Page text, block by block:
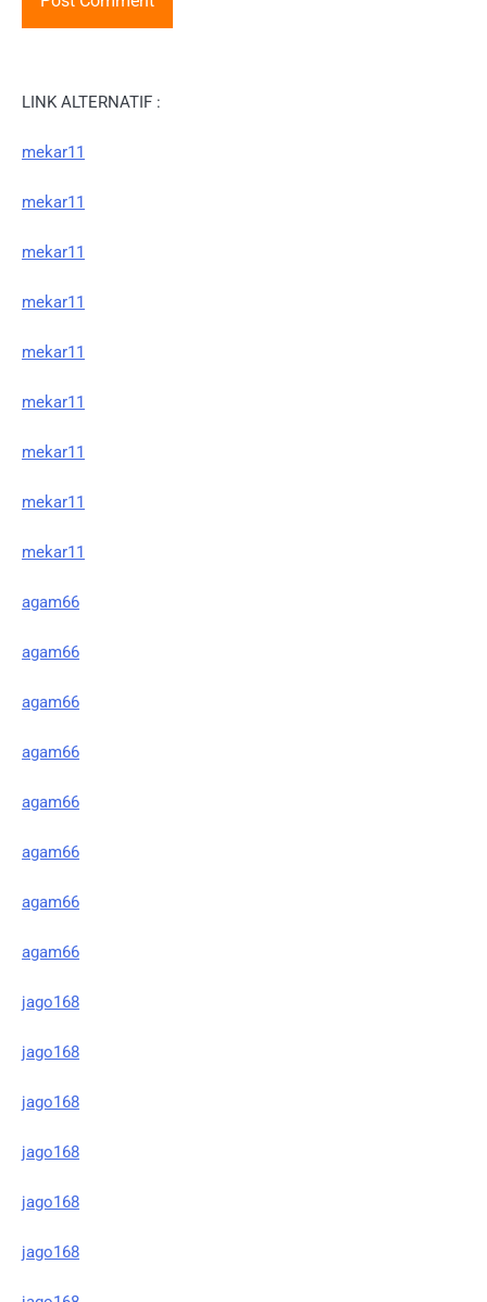
LINK ALTERNATIF :
mekar11
mekar11
mekar11
mekar11
mekar11
mekar11
mekar11
mekar11
mekar11
agam66
agam66
agam66
agam66
agam66
agam66
agam66
agam66
jago168
jago168
jago168
jago168
jago168
jago168